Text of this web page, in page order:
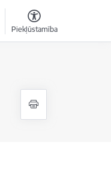
Piekļūstamība